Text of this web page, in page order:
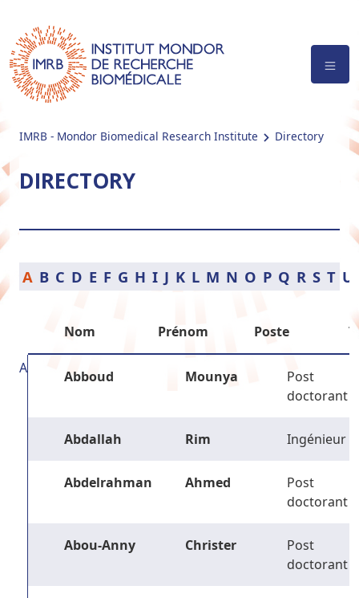
IMRB - Mondor Biomedical Research Institute Directory
DIRECTORY
A B C D E F G H I J K L M N O P Q R S T U
Nom Prénom Poste
A Abboud Mounya
Post
doctorant
Abdallah Rim Ingénieur
Abdelrahman Ahmed
Post
doctorant
Abou-Anny Christer
Post
doctorant